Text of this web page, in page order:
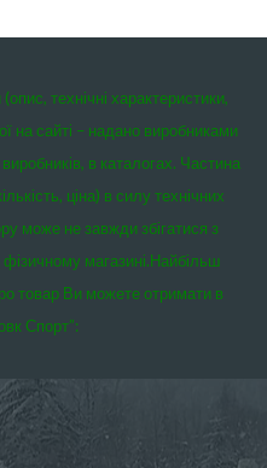
технічні характеристики,
на сайті – надано виробниками
в каталогах. Частина
ціна) в силу технічних
може не завжди збігатися з
магазині.Найбільш
товар Ви можете отримати в
Спорт”: